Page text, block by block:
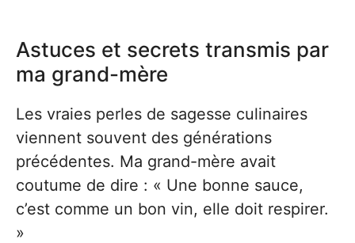
Astuces et secrets transmis par
ma grand-mère
Les vraies perles de sagesse culinaires
viennent souvent des générations
précédentes. Ma grand-mère avait
coutume de dire : « Une bonne sauce,
c’est comme un bon vin, elle doit respirer.
»